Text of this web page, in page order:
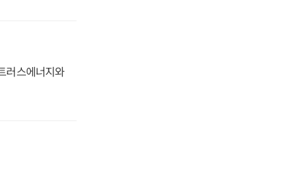
러스에너지와